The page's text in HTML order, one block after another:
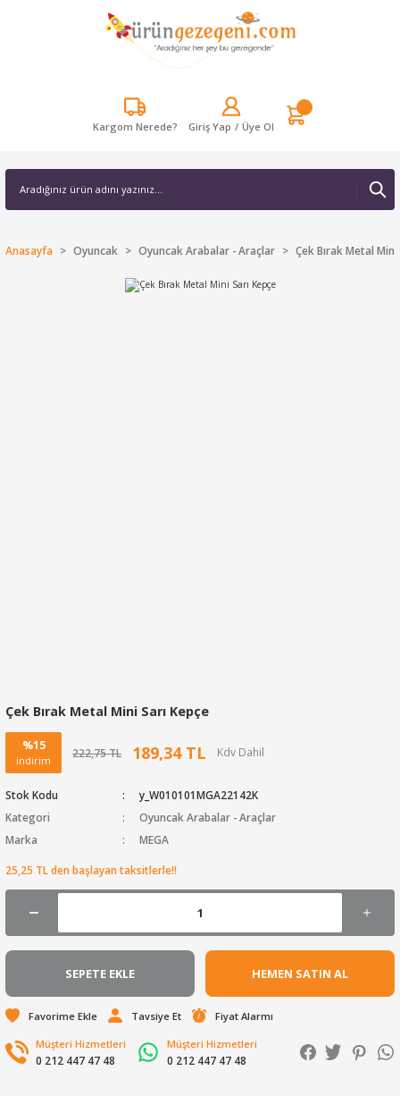
Kargom Nerede? Giriş Yap / Üye Ol
Anasayfa Oyuncak Oyuncak Arabalar - Araçlar Çek Bırak Metal Mini
Çek Bırak Metal Mini Sarı Kepçe
%15
indirim
222,75 TL 189,34 TL
Stok Kodu
y_W010101MGA22142K
Kategori
Oyuncak Arabalar - Araçlar
Marka
MEGA
25,25 TL den başlayan taksitlerle!!
SEPETE EKLE HEMEN SATIN AL
Tavsiye Et Fiyat Alarmı
Müşteri Hizmetleri
0 212 447 47 48
Müşteri Hizmetleri
0 212 447 47 48